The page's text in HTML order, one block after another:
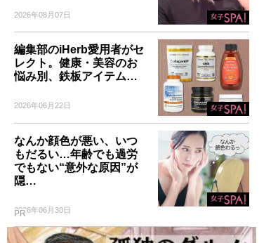
2026年08月07日
編集部のiHerb愛用者がセ
レクト。健康・美容のお
悩み別、鉄板アイテム…
2026年06月22日
なんか顔色が悪い、いつ
もだるい…年齢でも過労
でもない“意外な原因”が
隠…
2026年06月30日
PR